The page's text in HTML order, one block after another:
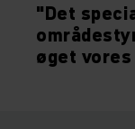
"Det
øget